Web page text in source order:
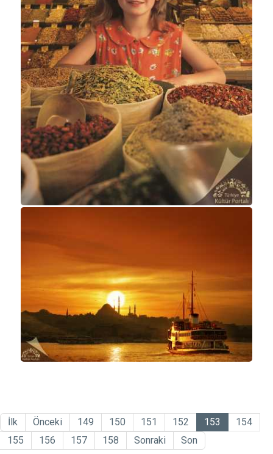
İlk Önceki 149 150 151 152 153
154
155
156 157 158 Sonraki Son